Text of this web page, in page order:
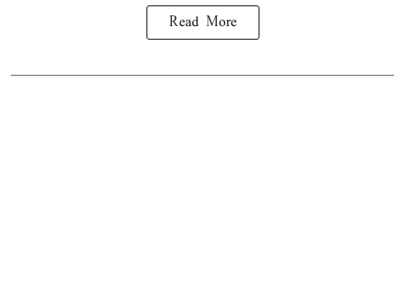
Read More